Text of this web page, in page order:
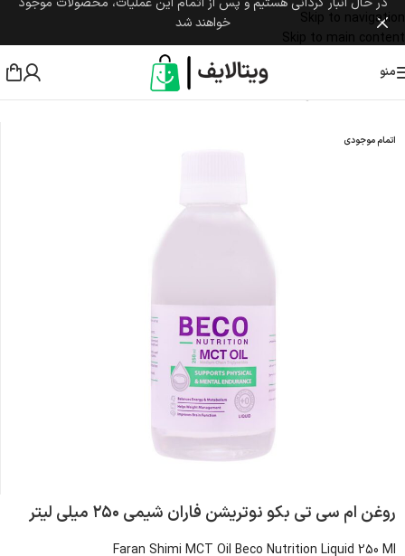
Skip to navigation
Skip to main content
خواهند شد
منو
اتمام موجودی
روغن ام سی تی بکو نوتریشن فاران شیمی ۲۵۰ میلی لیتر
Faran Shimi MCT Oil Beco Nutrition Liquid 250 Ml